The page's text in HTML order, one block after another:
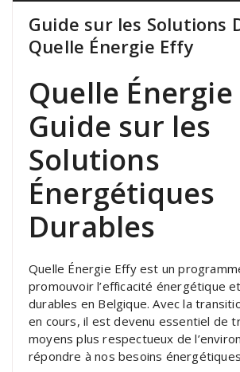
Guide sur les Solutions
Quelle Énergie Effy
Quelle Énergie
Guide sur les
Solutions
Énergétiques
Durables
Quelle Énergie Effy est un
promouvoir l’efficacité énergétique
durables en Belgique. Avec la
en cours, il est devenu essentiel de
moyens plus respectueux de
répondre à nos besoins